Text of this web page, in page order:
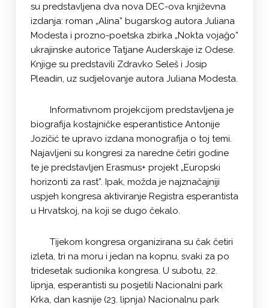
su predstavljena dva nova DEC-ova književna
izdanja: roman „Alina” bugarskog autora Juliana
Modesta i prozno-poetska zbirka „Nokta vojaĝo”
ukrajinske autorice Tatjane Auderskaje iz Odese.
Knjige su predstavili Zdravko Seleš i Josip
Pleadin, uz sudjelovanje autora Juliana Modesta.
Informativnom projekcijom predstavljena je
biografija kostajničke esperantistice Antonije
Jozičić te upravo izdana monografija o toj temi.
Najavljeni su kongresi za naredne četiri godine
te je predstavljen Erasmus+ projekt „Europski
horizonti za rast”. Ipak, možda je najznačajniji
uspjeh kongresa aktiviranje Registra esperantista
u Hrvatskoj, na koji se dugo čekalo.
Tijekom kongresa organizirana su čak četiri
izleta, tri na moru i jedan na kopnu, svaki za po
tridesetak sudionika kongresa. U subotu, 22.
lipnja, esperantisti su posjetili Nacionalni park
Krka, dan kasnije (23. lipnja) Nacionalnu park